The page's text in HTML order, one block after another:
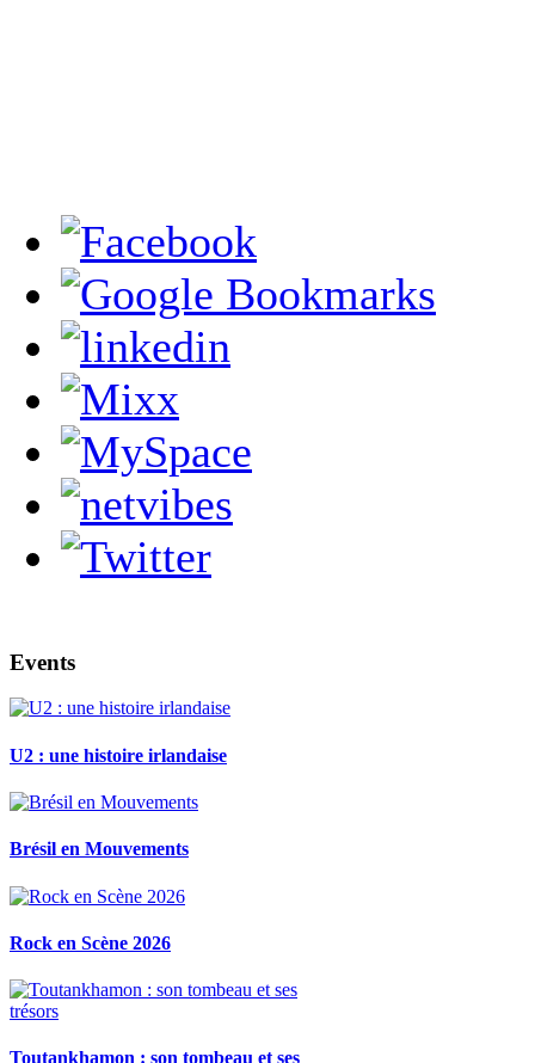
Events
U2 : une histoire irlandaise
Brésil en Mouvements
Rock en Scène 2026
Toutankhamon : son tombeau et ses